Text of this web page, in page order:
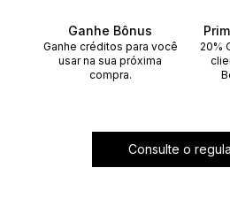
Ganhe Bônus
Ganhe créditos para você
usar na sua próxima
compra.
20%
Consulte o